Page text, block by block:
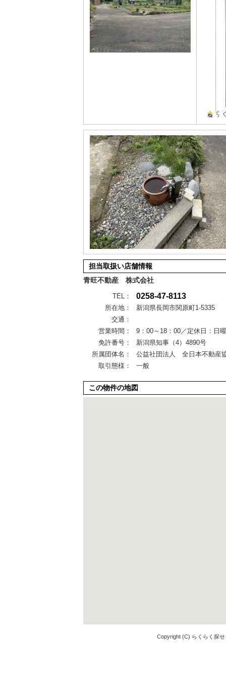
担当取扱い店舗情報
青旺不動産 株式会社
TEL： 0258-47-8113
所在地：
新潟県長岡市関原町1-5335
交通：
営業時間：
9：00～18：00／定休日：日
免許番号：
新潟県知事（4）4890号
所属団体名：
公益社団法人 全日本不動産
取引態様：
一般
この物件の地図
Copyright (C) らくらく探